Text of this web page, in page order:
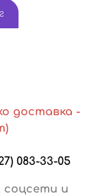
доставка -
083-33-05
соцсети и